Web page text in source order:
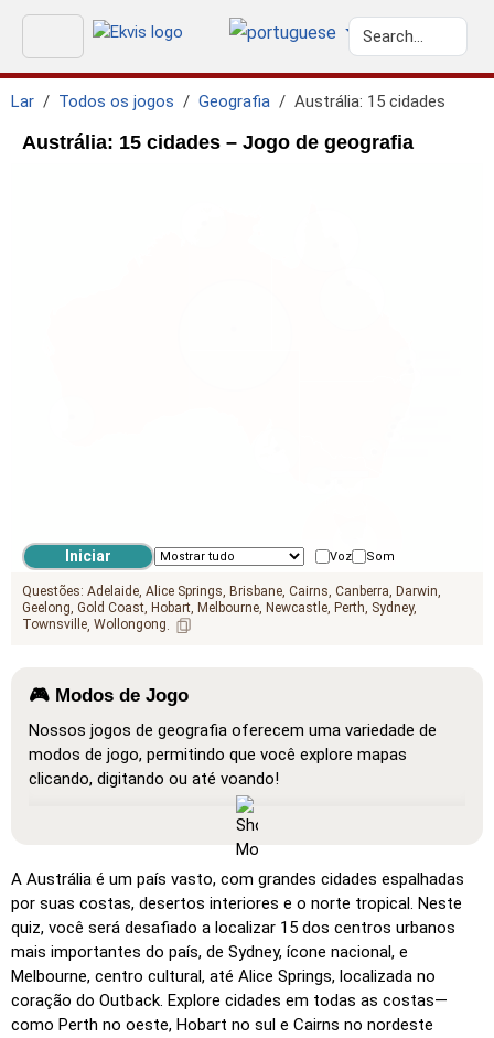
Lar Todos os jogos Geografia Austrália: 15 cidades
Austrália: 15 cidades – Jogo de geografia
Voz Som
Questões: Adelaide Alice Springs Brisbane Cairns Canberra
Darwin
Geelong Gold Coast Hobart Melbourne Newcastle Perth Sydney
Townsville Wollongong
🎮 Modos de Jogo
Nossos jogos de geografia oferecem uma variedade de
modos de jogo, permitindo que você explore mapas
clicando, digitando ou até voando!
: Um modo de aprendizado onde todas as
localizações estão visíveis no mapa, facilitando o estudo e
Clique (muito fácil): Funciona como 'Clique', mas ao
passar o cursor sobre um local, seu nome é exibido.
Clique (fácil): Semelhante a 'Clique', mas destaca três
locais possíveis para facilitar a seleção.
Clique: Clique exatamente no local solicitado.
A Austrália é um país vasto, com grandes cidades espalhadas
por suas costas, desertos interiores e o norte tropical. Neste
quiz, você será desafiado a localizar 15 dos centros urbanos
mais importantes do país, de Sydney, ícone nacional, e
Melbourne, centro cultural, até Alice Springs, localizada no
coração do Outback. Explore cidades em todas as costas—
como Perth no oeste, Hobart no sul e Cairns no nordeste